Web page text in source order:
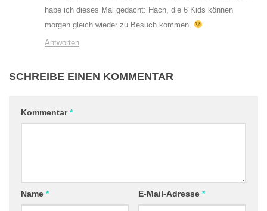
habe ich dieses Mal gedacht: Hach, die 6 Kids können
morgen gleich wieder zu Besuch kommen.
Antworten
SCHREIBE EINEN KOMMENTAR
Kommentar*
Name * E-Mail-Adresse *